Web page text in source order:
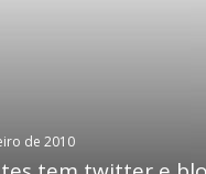
de 2010